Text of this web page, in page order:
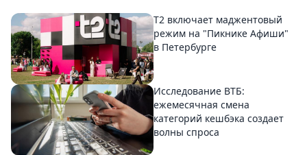
Т2 включает маджентовый
режим на "Пикнике Афиши"
в Петербурге
Исследование ВТБ:
ежемесячная смена
категорий кешбэка создает
волны спроса